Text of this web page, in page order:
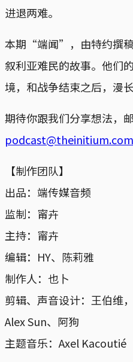
进退两难。
本期“端闻”，由特约撰
叙利亚难民的故事。他们
境，和战争结束之后，漫
期待你跟我们分享想法，邮
podcast@theinitium.com
【制作团队】
出品：端传媒音频
监制：甯卉
主持：甯卉
编辑：HY、陈莉雅
制作人：也卜
剪辑、声音设计：王伯维
Alex Sun、阿狗
主题音乐：Axel Kacoutié